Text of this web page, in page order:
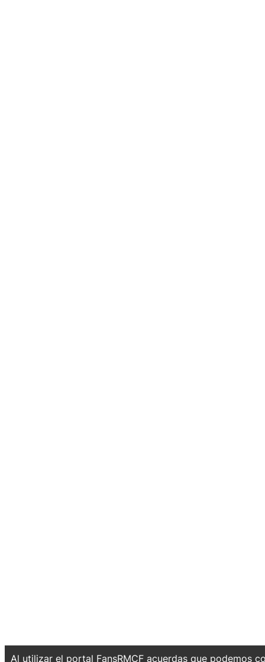
Al utilizar el portal FansRMCF acuerdas que podemos